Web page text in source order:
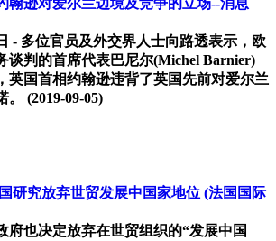
翰逊对爱尔兰边境及竞争的立场--消息
- 多位官员及外交界人士向路透表示，欧
谈判的首席代表巴尼尔(Michel Barnier)
英国首相约翰逊违背了英国先前对爱尔兰
(2019-09-05)
研究放弃世贸发展中国家地位 (法国国际
府也决定放弃在世贸组织的“发展中国